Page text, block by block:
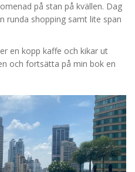
på stan på kvällen. Dag
runda shopping samt lite span
en kopp kaffe och kikar ut
och fortsätta på min bok en